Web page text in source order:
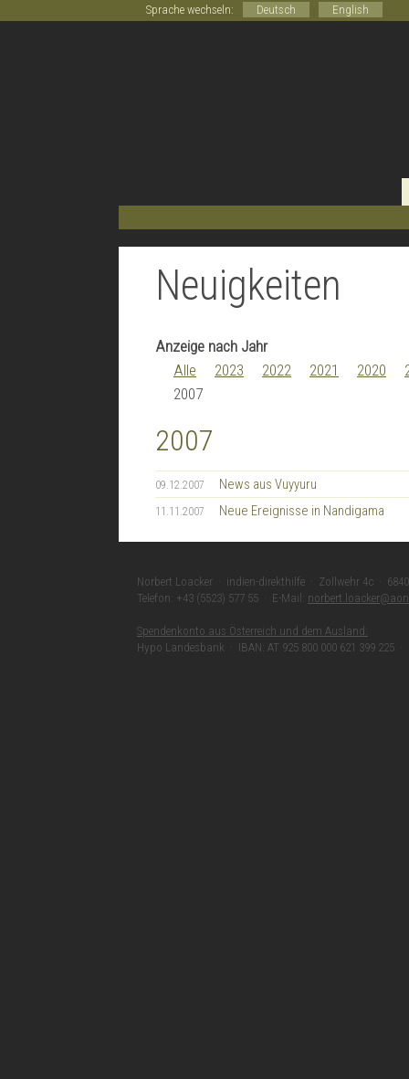
Sprache wechseln: Deutsch English
Neuigkeiten
Anzeige nach Jahr
Alle
2023 2022 2021 2020
2007
2007
09.12.2007 News aus Vuyyuru
11.11.2007 Neue Ereignisse in Nandigama
Norbert Loacker · indien-direkthilfe · Zollwehr 4c ·
Telefon: +43 (5523) 577 55 · E-Mail:
Spendenkonto aus Österreich und dem Ausland:
Hypo Landesbank · IBAN: AT 925 800 000 621 399 225 ·